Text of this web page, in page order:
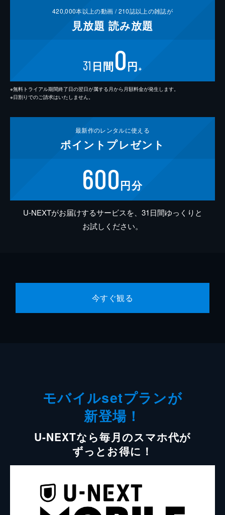
420,000本以上の動画 /210誌以上の雑誌が
見放題 読み放題
31 日間0円 ※
※無料トライアル期間終了日の翌日が属する月から月額料金が発生します。
※日割りでのご請求はいたしません。
最新作のレンタルに使える
ポイント プレゼント
600円分
U-NEXTがお届けするサービスを、31日間ゆっくりと
お試しください。
今すぐ観る
モバイルsetプランが
新登場！
U-NEXTなら毎月のスマホ代が
ずっとお得に！